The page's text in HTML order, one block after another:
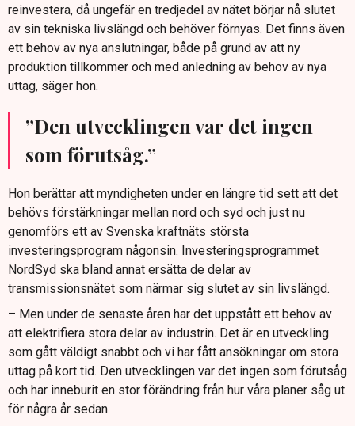
reinvestera, då ungefär en tredjedel av nätet börjar nå slutet
av sin tekniska livslängd och behöver förnyas. Det finns även
ett behov av nya anslutningar, både på grund av att ny
produktion tillkommer och med anledning av behov av nya
uttag, säger hon.
”Den utvecklingen var det ingen
som förutsåg.”
Hon berättar att myndigheten under en längre tid sett att det
behövs förstärkningar mellan nord och syd och just nu
genomförs ett av Svenska kraftnäts största
investeringsprogram någonsin. Investeringsprogrammet
NordSyd ska bland annat ersätta de delar av
transmissionsnätet som närmar sig slutet av sin livslängd.
– Men under de senaste åren har det uppstått ett behov av
att elektrifiera stora delar av industrin. Det är en utveckling
som gått väldigt snabbt och vi har fått ansökningar om stora
uttag på kort tid. Den utvecklingen var det ingen som förutsåg
och har inneburit en stor förändring från hur våra planer såg ut
för några år sedan.